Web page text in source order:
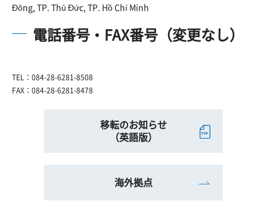
Đông, TP. Thủ Đức, TP. Hồ Chí Minh
電話番号・FAX番号（変更なし）
TEL：084-28-6281-8508
FAX：084-28-6281-8478
移転のお知らせ
（英語版）
海外拠点